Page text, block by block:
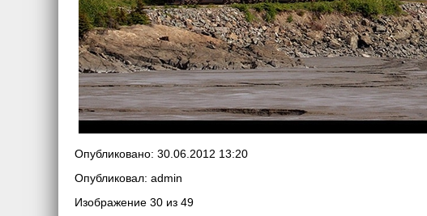
Опубликовано: 30.06.2012 13:20
Опубликовал: admin
Изображение 30 из 49